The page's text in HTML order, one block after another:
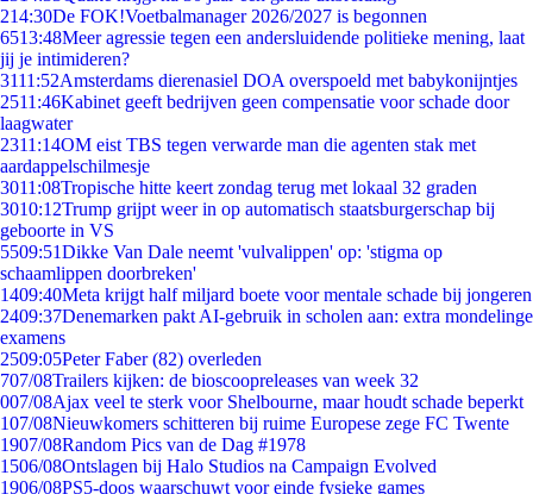
214:30De FOK!Voetbalmanager 2026/2027 is begonnen
6513:48Meer agressie tegen een andersluidende politieke mening, laat
jij je intimideren?
3111:52Amsterdams dierenasiel DOA overspoeld met babykonijntjes
2511:46Kabinet geeft bedrijven geen compensatie voor schade door
laagwater
2311:14OM eist TBS tegen verwarde man die agenten stak met
aardappelschilmesje
3011:08Tropische hitte keert zondag terug met lokaal 32 graden
3010:12Trump grijpt weer in op automatisch staatsburgerschap bij
geboorte in VS
5509:51Dikke Van Dale neemt 'vulvalippen' op: 'stigma op
schaamlippen doorbreken'
1409:40Meta krijgt half miljard boete voor mentale schade bij jongeren
2409:37Denemarken pakt AI-gebruik in scholen aan: extra mondelinge
examens
2509:05Peter Faber (82) overleden
707/08Trailers kijken: de bioscoopreleases van week 32
007/08Ajax veel te sterk voor Shelbourne, maar houdt schade beperkt
107/08Nieuwkomers schitteren bij ruime Europese zege FC Twente
1907/08Random Pics van de Dag #1978
1506/08Ontslagen bij Halo Studios na Campaign Evolved
1906/08PS5-doos waarschuwt voor einde fysieke games